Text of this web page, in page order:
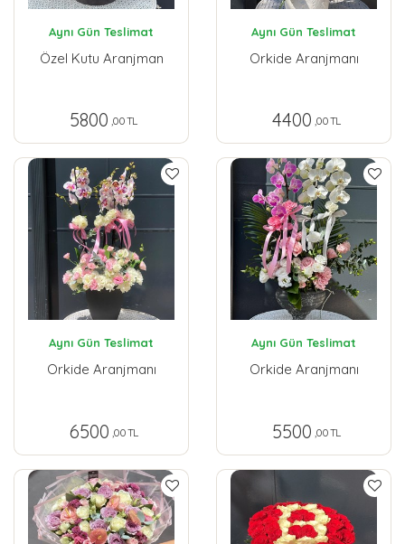
Aynı Gün Teslimat
Özel Kutu Aranjman
5800 ,00 TL
Aynı Gün Teslimat
Orkide Aranjmanı
4400 ,00 TL
Aynı Gün Teslimat
Orkide Aranjmanı
6500 ,00 TL
Aynı Gün Teslimat
Orkide Aranjmanı
5500 ,00 TL